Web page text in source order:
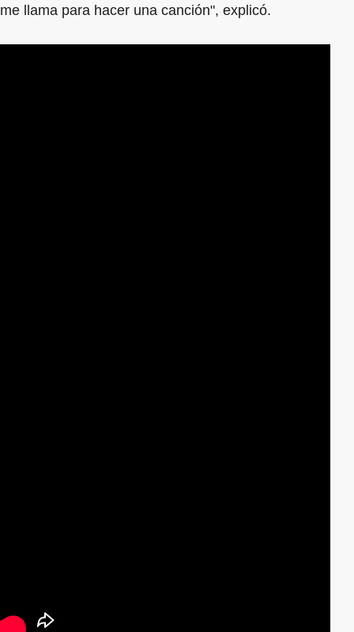
me llama para hacer una canción", explicó.